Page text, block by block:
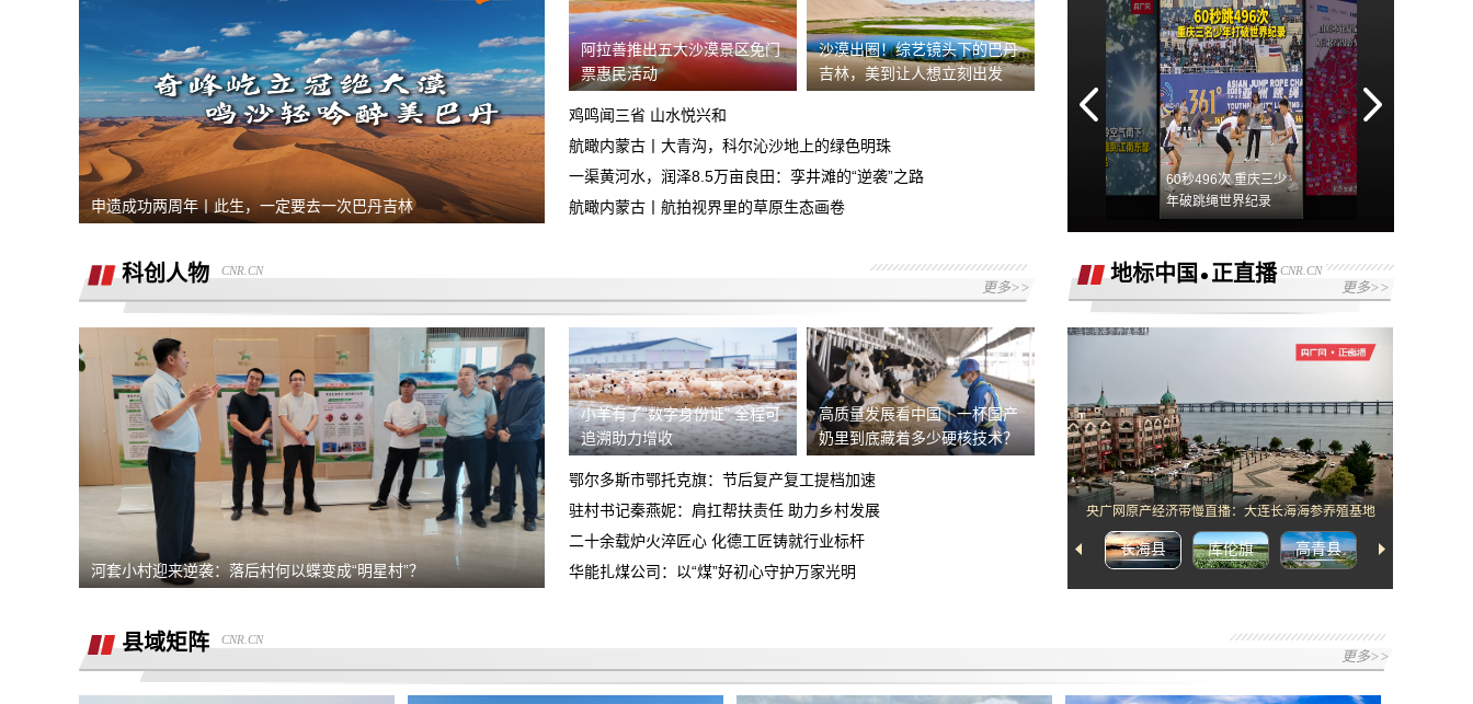
买车时承诺可以三个月后提前还款并落实
到了合同现在条件满足但被拒，我要求按
合同执行
于9月24号到曲靖广汽丰田联庆麒麟店看
车，销售员引导消费贷款，交了意向金
2000
半年了不给退定金，要求退回定金
新车剐蹭后送维修中心保险杠喷漆，损坏
车辆至天窗挡风玻璃碎裂上侧边梁凹陷要
求赔偿
潍坊寿光驰峰广汽本田购车定金拒不退
还，霸王条款
重庆大足深蓝4s店不按合同履约
河北军文教育科技有限公司虚假宣传 食品安全希望得到重视
公司退定金
强买强卖 强制贷款 称交意向金进行锁车
服务 没有按规定实施购车流程
后
退订金销售承诺按揭不过订金退还合同也
有备注现在订金不退
4s店新车交付存在安全隐患，新车未给
加油致使发生交通事故，望惩戒门店并赔
偿损失
订购的汽车，未完成验车，未交钥匙，未
交付，订单被违规操作已完成订单
退款订金五千
4s店隐瞒消费，侵犯了消费者知情权、
自主选择权，要求退还定金
要求退换意向金1万元
我父亲被销售坑骗签了定金合同，提车还
说没有现车要去外地。
销售诱导消费，将市补当做优惠，给消费
者报落地要求退还预付款，以及支付的部
分购车款
宜享花业务员打电话叫我查看低息贷款额
度，被强制下款
商家虚假报价不兑现承诺，原订车价
215000元包含7500元保养套餐后续又不
者，本人要求退还定金。
在红旗智联APP上支付2000元定金，去
提车时车辆为问题车，厂家不退还定金。
申遗成功两周年丨此生，一定要去一次巴丹吉林
阿拉善推出五大沙漠景区免门
票惠民活动
沙漠出圈！综艺镜头下的巴丹
吉林，美到让人想立刻出发
鸡鸣闻三省 山水悦兴和
航瞰内蒙古丨大青沟，科尔沁沙地上的绿色明珠
一渠黄河水，润泽8.5万亩良田：孪井滩的“逆袭”之路
航瞰内蒙古丨航拍视界里的草原生态画卷
60秒496次 重庆三少
年破跳绳世界纪录
科创人物 CNR.CN
更多>>
河套小村迎来逆袭：落后村何以蝶变成“明星村”？
小羊有了“数字身份证” 全程可
追溯助力增收
高质量发展看中国｜一杯国产
奶里到底藏着多少硬核技术？
鄂尔多斯市鄂托克旗：节后复产复工提档加速
驻村书记秦燕妮：肩扛帮扶责任 助力乡村发展
二十余载炉火淬匠心 化德工匠铸就行业标杆
华能扎煤公司：以“煤”好初心守护万家光明
地标中国 正直播 CNR.CN
更多>>
[2]网络错误，请检查网络配置或者播放链
央广网原产经济带慢直播：大连长海海参养殖基地
长海县 库伦旗 高青县 武宁县
县域矩阵 CNR.CN
更多>>